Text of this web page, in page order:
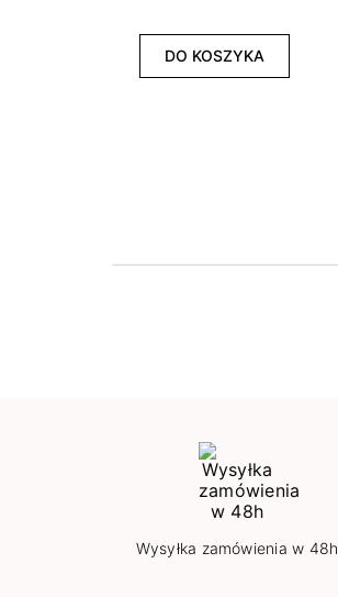
DO KOSZYKA
Wysyłka zamówienia w 48h